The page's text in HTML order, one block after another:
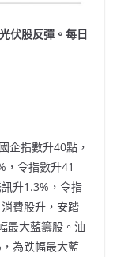
伏股反彈。每日
企指數升40點，
，令指數升41
升1.3%，令指
費股升，安踏
最大藍籌股。油
為跌幅最大藍